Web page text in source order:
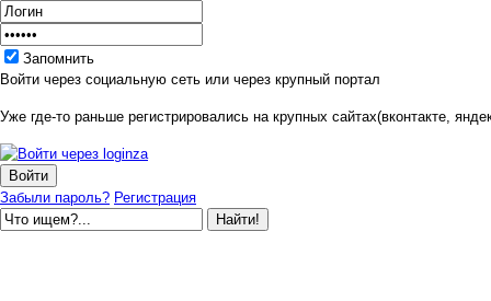
Запомнить
Войти через социальную сеть или через крупный портал
Уже где-то раньше регистрировались на крупных сайтах(вконтакте,
Забыли пароль? Регистрация